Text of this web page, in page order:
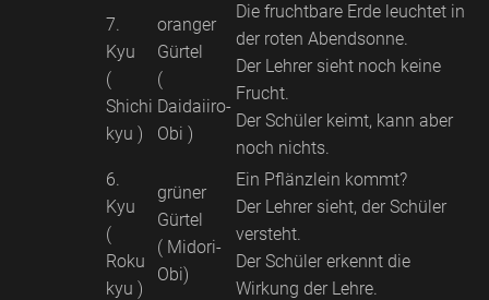
7.
Kyu
(
Shichi
kyu )
oranger
Gürtel
(
Daidaiiro-
Obi )
Die fruchtbare Erde leuchtet in
der roten Abendsonne.
Der Lehrer sieht noch keine
Frucht.
Der Schüler keimt, kann aber
noch nichts.
6.
Kyu
(
Roku
kyu )
grüner
Gürtel
( Midori-
Obi)
Ein Pflänzlein kommt?
Der Lehrer sieht, der Schüler
versteht.
Der Schüler erkennt die
Wirkung der Lehre.